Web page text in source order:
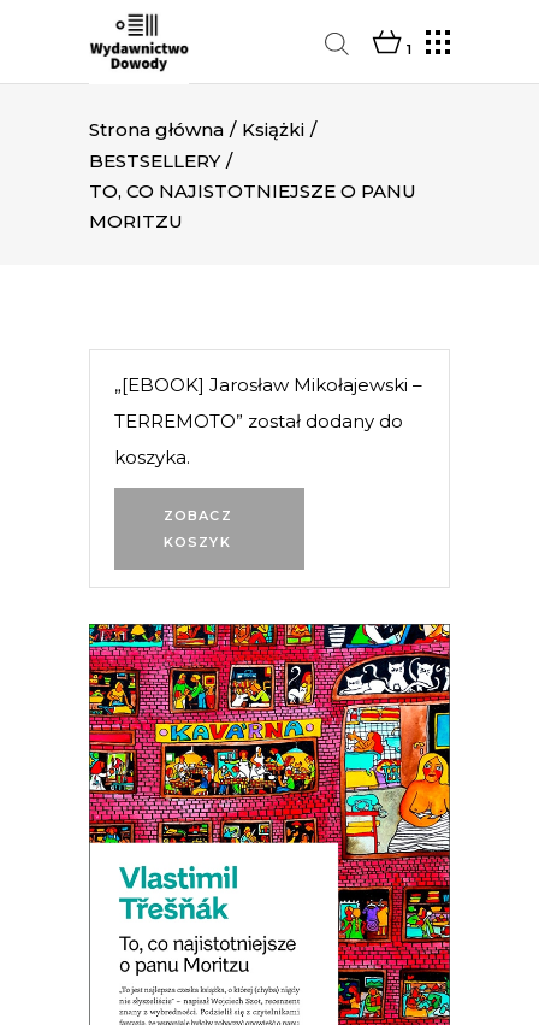
1
Strona główna / Książki /
BESTSELLERY /
TO, CO NAJISTOTNIEJSZE O PANU
MORITZU
ZOBACZ
KOSZYK
„[EBOOK] Jarosław Mikołajewski –
TERREMOTO” został dodany do
koszyka.